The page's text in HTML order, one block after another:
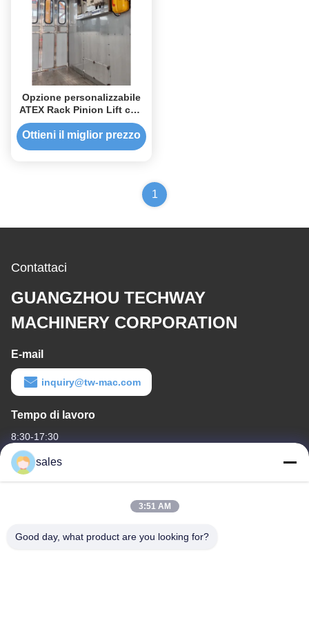
Opzione personalizzabile
ATEX Rack Pinion Lift con
carico di 2000 kg/cabinetta
installato sia all'interno
Ottieni il miglior prezzo
1
Contattaci
GUANGZHOU TECHWAY
MACHINERY CORPORATION
E-mail
inquiry@tw-mac.com
Tempo di lavoro
8:30-17:30
Il nostro indirizzo
Camera 1311, edificio n. 3 Golson Plaza, n. 163 Yingbin Ave,
sales
3:51 AM
Good day, what product are you looking for?